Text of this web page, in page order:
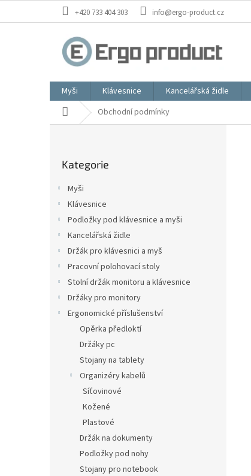
+420 733 404 303 info@ergo-product.cz
Myši Klávesnice Kancelářská židle
Domů Obchodní podmínky
kategorie
Kategorie
Myši
Klávesnice
Podložky pod klávesnice a myši
Kancelářská židle
Držák pro klávesnici a myš
Pracovní polohovací stoly
Stolní držák monitoru a klávesnice
Držáky pro monitory
Ergonomické příslušenství
Opěrka předloktí
Držáky pc
Stojany na tablety
Organizéry kabelů
Síťovinové
Kožené
Plastové
Držák na dokumenty
Podložky pod nohy
Stojany pro notebook